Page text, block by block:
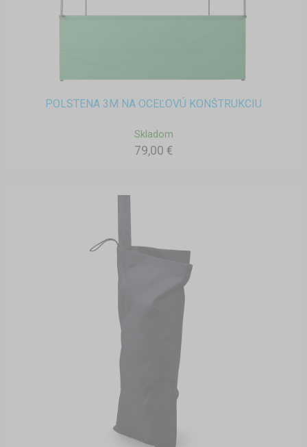
POLSTENA 3M NA OCEĽOVÚ KONŠTRUKCIU
Skladom
79,00 €